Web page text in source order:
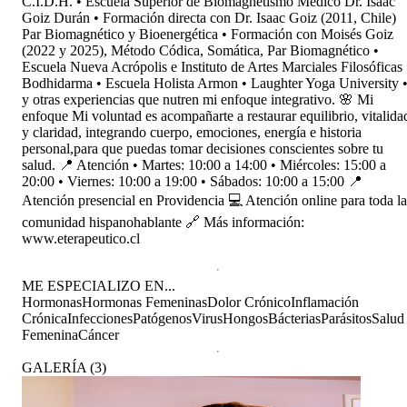
Goiz Durán • Formación directa con Dr. Isaac Goiz (2011, Chile)
Par Biomagnético y Bioenergética • Formación con Moisés Goiz
(2022 y 2025), Método Códica, Somática, Par Biomagnético •
Escuela Nueva Acrópolis e Instituto de Artes Marciales Filosóficas
Bodhidarma • Escuela Holista Armon • Laughter Yoga University •
y otras experiencias que nutren mi enfoque integrativo. 🌸 Mi
enfoque Mi voluntad es acompañarte a restaurar equilibrio,
y claridad, integrando cuerpo, emociones, energía e historia
personal,para que puedas tomar decisiones conscientes sobre tu
salud. 📍 Atención • Martes: 10:00 a 14:00 • Miércoles: 15:00 a
20:00 • Viernes: 10:00 a 19:00 • Sábados: 10:00 a 15:00 📍
Atención presencial en Providencia 💻 Atención online para toda la
comunidad hispanohablante 🔗 Más información:
www.eterapeutico.cl
ME ESPECIALIZO EN...
HormonasHormonas FemeninasDolor CrónicoInflamación
CrónicaInfeccionesPatógenosVirusHongosBácteriasParásitosSalud
FemeninaCáncer
GALERÍA (3)